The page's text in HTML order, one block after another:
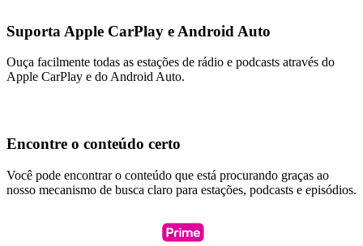
Suporta Apple CarPlay e Android Auto
Ouça facilmente todas as estações de rádio e podcasts através do
Apple CarPlay e do Android Auto.
Encontre o conteúdo certo
Você pode encontrar o conteúdo que está procurando graças ao
nosso mecanismo de busca claro para estações, podcasts e episódios.